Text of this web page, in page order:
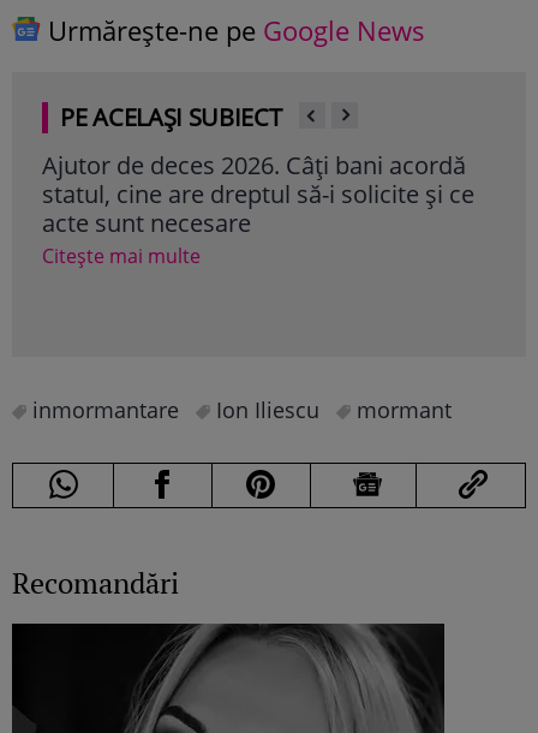
Urmărește-ne pe Google News
PE ACELAȘI SUBIECT
Ajutor de deces 2026. Câți bani acordă
statul, cine are dreptul să-i solicite și ce
acte sunt necesare
Citește mai multe
inmormantare Ion Iliescu mormant
Recomandări